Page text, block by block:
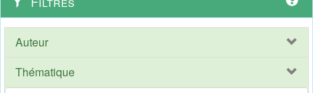
Auteur
Thématique